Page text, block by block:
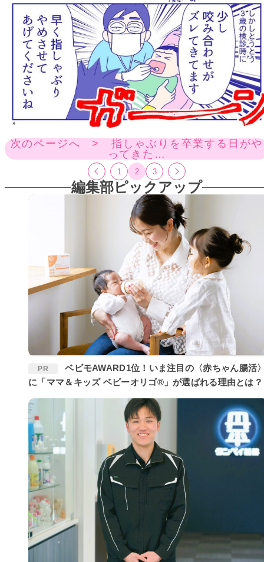
次のページへ > 指しゃぶりを卒業する日がや
ってきた…
1 2 3
編集部ピックアップ
PR
ベビモAWARD1位！いま注目の〈赤ちゃん腸活〉
に「ママ＆キッズ ベビーオリゴ®」が選ばれる理由とは？